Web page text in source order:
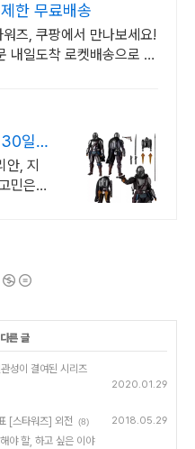
한 무료배송
즈, 쿠팡에서 만나보세요!
내일도착 로켓배송으로 시
일
안, 지
민은
른 글
성이 결여된 시리즈
2020.01.29
[스타워즈] 외전 (8) 2018.05.29
야 할, 하고 싶은 이야